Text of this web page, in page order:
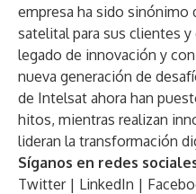
empresa ha sido sinónimo
satelital para sus clientes
legado de innovación y
nueva generación de
de Intelsat ahora han
hitos, mientras realizan
lideran la transformación
Síganos en redes
Twitter| LinkedIn |